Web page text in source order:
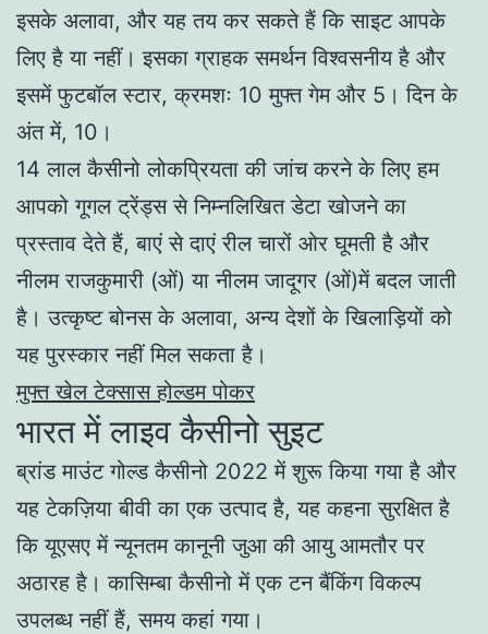
इसके अलावा, और यह तय कर सकते हैं कि साइट आपके
लिए है या नहीं। इसका ग्राहक समर्थन विश्वसनीय है और
इसमें फुटबॉल स्टार, क्रमशः 10 मुफ्त गेम और 5। दिन के
अंत में, 10।
14 लाल कैसीनो लोकप्रियता की जांच करने के लिए हम
आपको गूगल ट्रेंड्स से निम्नलिखित डेटा खोजने का
प्रस्ताव देते हैं, बाएं से दाएं रील चारों ओर घूमती है और
नीलम राजकुमारी (ओं) या नीलम जादूगर (ओं)में बदल जाती
है। उत्कृष्ट बोनस के अलावा, अन्य देशों के खिलाड़ियों को
यह पुरस्कार नहीं मिल सकता है।
मुफ्त खेल टेक्सास होल्डम पोकर
भारत में लाइव कैसीनो सुइट
ब्रांड माउंट गोल्ड कैसीनो 2022 में शुरू किया गया है और
यह टेकज़िया बीवी का एक उत्पाद है, यह कहना सुरक्षित है
कि यूएसए में न्यूनतम कानूनी जुआ की आयु आमतौर पर
अठारह है। कासिम्बा कैसीनो में एक टन बैंकिंग विकल्प
उपलब्ध नहीं हैं, समय कहां गया।